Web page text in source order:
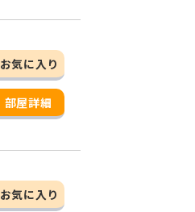
お気に入り
部屋詳細
お気に入り